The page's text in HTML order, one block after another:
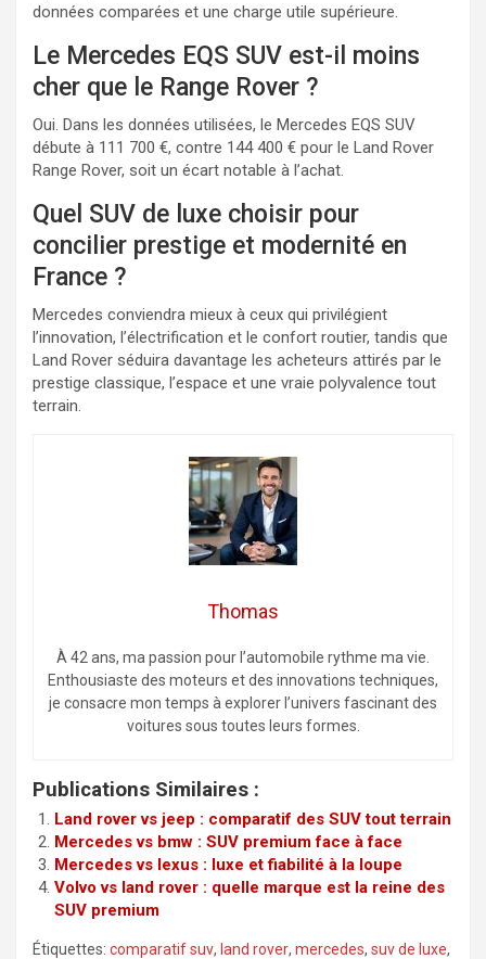
données comparées et une charge utile supérieure.
Le Mercedes EQS SUV est-il moins
cher que le Range Rover ?
Oui. Dans les données utilisées, le Mercedes EQS SUV
débute à 111 700 €, contre 144 400 € pour le Land Rover
Range Rover, soit un écart notable à l’achat.
Quel SUV de luxe choisir pour
concilier prestige et modernité en
France ?
Mercedes conviendra mieux à ceux qui privilégient
l’innovation, l’électrification et le confort routier, tandis que
Land Rover séduira davantage les acheteurs attirés par le
prestige classique, l’espace et une vraie polyvalence tout
terrain.
Thomas
À 42 ans, ma passion pour l’automobile rythme ma vie.
Enthousiaste des moteurs et des innovations techniques,
je consacre mon temps à explorer l’univers fascinant des
voitures sous toutes leurs formes.
Publications Similaires :
Land rover vs jeep : comparatif des SUV tout terrain
Mercedes vs bmw : SUV premium face à face
Mercedes vs lexus : luxe et fiabilité à la loupe
Volvo vs land rover : quelle marque est la reine des
SUV premium
Étiquettes: comparatif suv, land rover, mercedes, suv de luxe,